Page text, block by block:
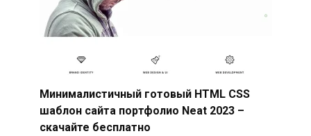
Минималистичный готовый HTML CSS
шаблон сайта портфолио Neat 2023 –
скачайте бесплатно